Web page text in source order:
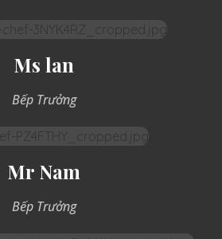
Ms lan
Bếp Trưởng
Mr Nam
Bếp Trưởng